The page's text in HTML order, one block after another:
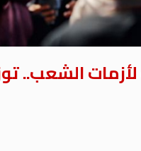
الشعب..